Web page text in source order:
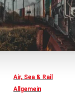
Air, Sea & Rail
Allgemein